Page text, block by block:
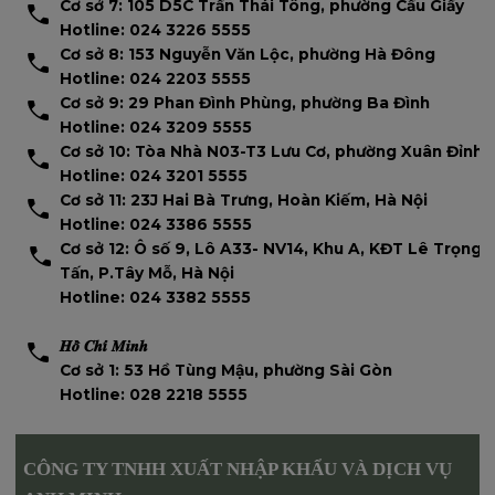
Cơ sở 7: 105 D5C Trần Thái Tông, phường Cầu Giấy
Hotline: 024 3226 5555
Cơ sở 8: 153 Nguyễn Văn Lộc, phường Hà Đông
Hotline: 024 2203 5555
Cơ sở 9: 29 Phan Đình Phùng, phường Ba Đình
Hotline: 024 3209 5555
Cơ sở 10: Tòa Nhà N03-T3 Lưu Cơ, phường Xuân Đỉnh
Hotline: 024 3201 5555
Cơ sở 11: 23J Hai Bà Trưng, Hoàn Kiếm, Hà Nội
Hotline: 024 3386 5555
Cơ sở 12: Ô số 9, Lô A33- NV14, Khu A, KĐT Lê Trọng
Tấn, P.Tây Mỗ, Hà Nội
Hotline: 024 3382 5555
𝑯𝒐̂̀ 𝑪𝒉𝒊́ 𝑴𝒊𝒏𝒉
Cơ sở 1: 53 Hồ Tùng Mậu, phường Sài Gòn
Hotline: 028 2218 5555
CÔNG TY TNHH XUẤT NHẬP KHẨU VÀ DỊCH VỤ